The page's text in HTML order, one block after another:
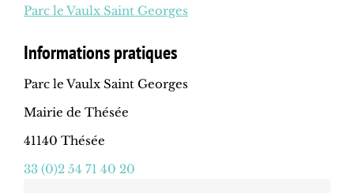
Parc le Vaulx Saint Georges
Informations pratiques
Parc le Vaulx Saint Georges
Mairie de Thésée
41140 Thésée
33 (0)2 54 71 40 20